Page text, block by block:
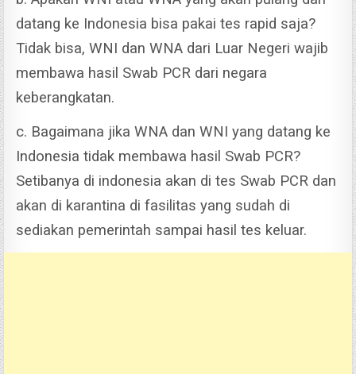
datang ke Indonesia bisa pakai tes rapid saja?
Tidak bisa, WNI dan WNA dari Luar Negeri wajib
membawa hasil Swab PCR dari negara
keberangkatan.
c. Bagaimana jika WNA dan WNI yang datang ke
Indonesia tidak membawa hasil Swab PCR?
Setibanya di indonesia akan di tes Swab PCR dan
akan di karantina di fasilitas yang sudah di
sediakan pemerintah sampai hasil tes keluar.